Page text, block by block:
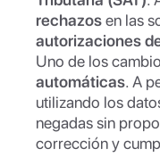
A
p
p
rechazosen las
autorizaciones
Uno de los
automáticas. A
utilizando los
negadas sin
corrección y